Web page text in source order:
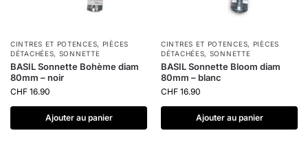
CINTRES ET POTENCES, PIÈCES
DÉTACHÉES, SONNETTE
BASIL Sonnette Bohème diam
80mm – noir
CHF 16.90
Ajouter au panier
CINTRES ET POTENCES, PIÈCES
DÉTACHÉES, SONNETTE
BASIL Sonnette Bloom diam
80mm – blanc
CHF 16.90
Ajouter au panier